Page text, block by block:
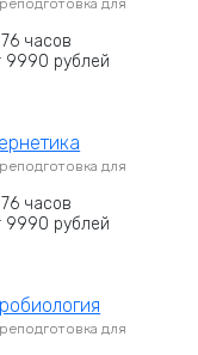
для
часов
9990 рублей
для
часов
9990 рублей
для